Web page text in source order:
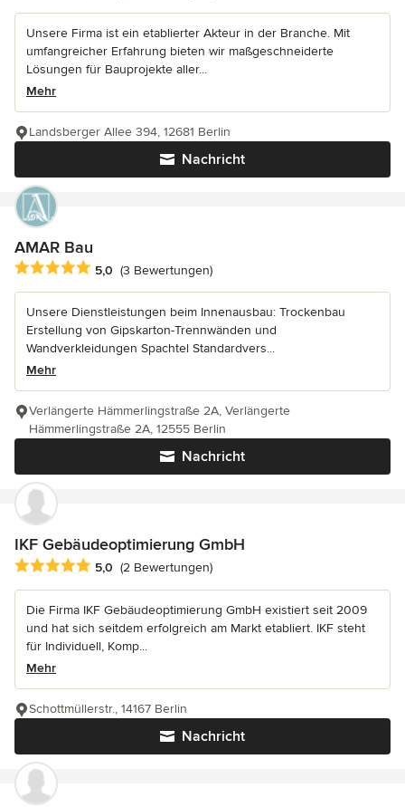
Unsere Firma ist ein etablierter Akteur in der Branche. Mit
umfangreicher Erfahrung bieten wir maßgeschneiderte
Lösungen für Bauprojekte aller...
Mehr
Nachricht
Landsberger Allee 394, 12681 Berlin
AMAR Bau
Durchschnittliche Bewertung: 5 von 5 Sternen
5,0 (3 Bewertungen)
Unsere Dienstleistungen beim Innenausbau: Trockenbau
Erstellung von Gipskarton-Trennwänden und
Wandverkleidungen Spachtel Standardvers...
Mehr
Nachricht
Verlängerte Hämmerlingstraße 2A, Verlängerte
Hämmerlingstraße 2A, 12555 Berlin
IKF Gebäudeoptimierung GmbH
Durchschnittliche Bewertung: 5 von 5 Sternen
5,0 (2 Bewertungen)
Die Firma IKF Gebäudeoptimierung GmbH existiert seit 2009
und hat sich seitdem erfolgreich am Markt etabliert. IKF steht
für Individuell, Komp...
Mehr
Nachricht
Schottmüllerstr., 14167 Berlin